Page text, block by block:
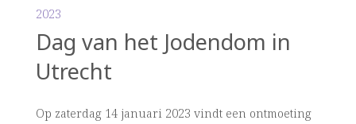
Amersfoort"
2023
Dag van het Jodendom in
Utrecht
Op zaterdag 14 januari 2023 vindt een ontmoeting